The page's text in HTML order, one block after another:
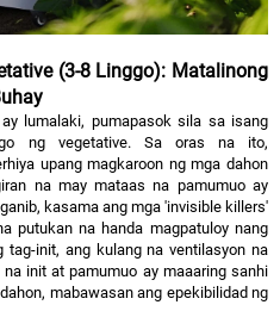
(3-8 Linggo): Matalinong
lumalaki, pumapasok sila sa isang
ng vegetative. Sa oras na ito,
upang magkaroon ng mga dahon
na may mataas na pamumuo ay
kasama ang mga 'invisible killers'
putukan na handa magpatuloy nang
tag-init, ang kulang na ventilasyon na
init at pamumuo ay maaaring sanhi
mabawasan ang epekibilidad ng